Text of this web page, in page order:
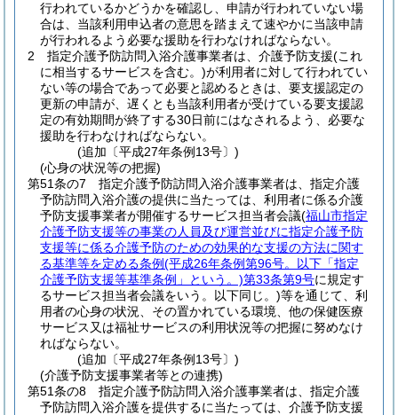
行われているかどうかを確認し、申請が行われていない場
合は、当該利用申込者の意思を踏まえて速やかに当該申請
が行われるよう必要な援助を行わなければならない。
2
指定介護予防訪問入浴介護事業者は、介護予防支援(これ
に相当するサービスを含む。)が利用者に対して行われてい
ない等の場合であって必要と認めるときは、要支援認定の
更新の申請が、遅くとも当該利用者が受けている要支援認
定の有効期間が終了する30日前にはなされるよう、必要な
援助を行わなければならない。
(追加〔平成27年条例13号〕)
(心身の状況等の把握)
第51条の7
指定介護予防訪問入浴介護事業者は、指定介護
予防訪問入浴介護の提供に当たっては、利用者に係る介護
予防支援事業者が開催するサービス担当者会議(福山市指定
介護予防支援等の事業の人員及び運営並びに指定介護予防
支援等に係る介護予防のための効果的な支援の方法に関す
る基準等を定める条例(平成26年条例第96号。以下「指定
介護予防支援等基準条例」という。)第33条第9号に規定す
るサービス担当者会議をいう。以下同じ。)等を通じて、利
用者の心身の状況、その置かれている環境、他の保健医療
サービス又は福祉サービスの利用状況等の把握に努めなけ
ればならない。
(追加〔平成27年条例13号〕)
(介護予防支援事業者等との連携)
第51条の8
指定介護予防訪問入浴介護事業者は、指定介護
予防訪問入浴介護を提供するに当たっては、介護予防支援